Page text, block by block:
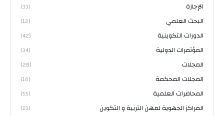
الإجازة (33)
البحث العلمي (12)
الدورات التكوينية (42)
المؤتمرات الدولية (34)
المجلات (28)
المجلات المحكمة (16)
المحاضرات العلمية (55)
المراكز الجهوية لمهن التربية و التكوين (21)